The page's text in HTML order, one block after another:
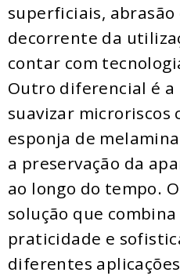
superficiais, abrasão
decorrente da
contar com
Outro diferencial é
suavizar microriscos
esponja de
a preservação da
ao longo do tempo.
solução que
praticidade e
diferentes